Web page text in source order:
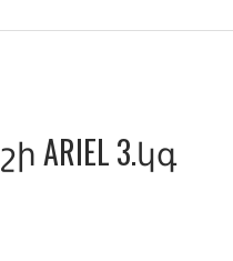
ARIEL 3.կգ